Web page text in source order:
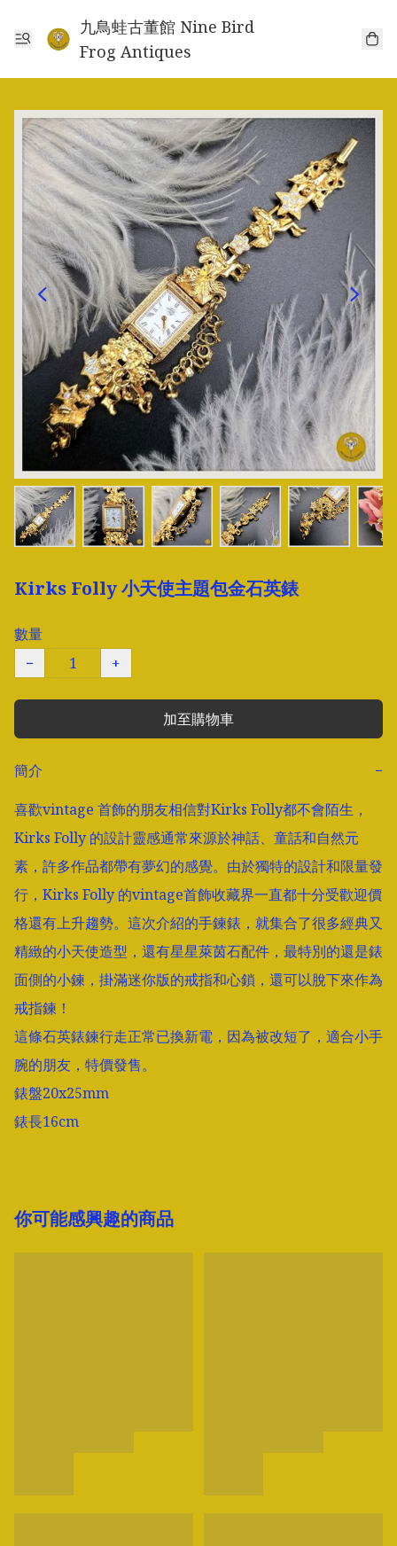
九鳥蛙古董館 Nine Bird
Frog Antiques
Kirks Folly 小天使主題包金石英錶
數量
−
+
加至購物車
簡介
−
喜歡vintage 首飾的朋友相信對Kirks Folly都不會陌生，
Kirks Folly 的設計靈感通常來源於神話、童話和自然元
素，許多作品都帶有夢幻的感覺。由於獨特的設計和限量發
行，Kirks Folly 的vintage首飾收藏界一直都十分受歡迎價
格還有上升趨勢。這次介紹的手鍊錶，就集合了很多經典又
精緻的小天使造型，還有星星萊茵石配件，最特別的還是錶
面側的小鍊，掛滿迷你版的戒指和心鎖，還可以脫下來作為
戒指鍊！
這條石英錶鍊行走正常已換新電，因為被改短了，適合小手
腕的朋友，特價發售。
錶盤20x25mm
錶長16cm
你可能感興趣的商品